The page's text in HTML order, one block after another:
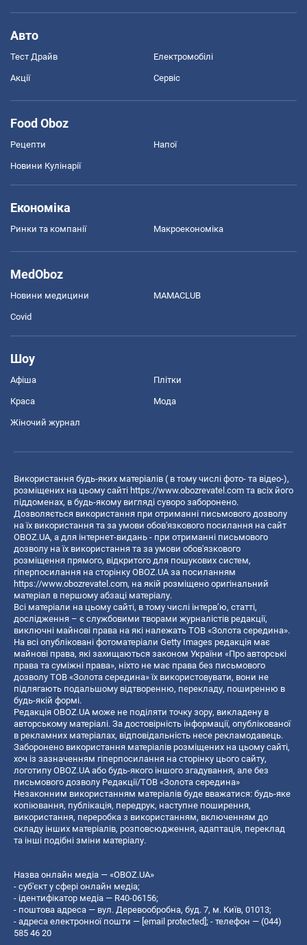
Авто
Тест Драйв Електромобілі
Акції Сервіс
Food Oboz
Рецепти Напої
Новини Кулінарії
Економіка
Ринки та компанії Макроекономіка
MedOboz
Новини медицини MAMACLUB
Covid
Шоу
Афіша Плітки
Краса Мода
Жіночий журнал
Використання будь-яких матеріалів ( в тому числі фото- та відео-),
розміщених на цьому сайті https://www.obozrevatel.com та всіх його
піддоменах, в будь-якому вигляді суворо заборонено.
Дозволяється використання при отриманні письмового дозволу
на їх використання та за умови обов'язкового посилання на сайт
OBOZ.UA, а для інтернет-видань - при отриманні письмового
дозволу на їх використання та за умови обов'язкового
розміщення прямого, відкритого для пошукових систем,
гіперпосилання на сторінку OBOZ.UA за посиланням
https://www.obozrevatel.com, на якій розміщено оригінальний
матеріал в першому абзаці матеріалу.
Всі матеріали на цьому сайті, в тому числі інтерв’ю, статті,
дослідження – є службовими творами журналістів редакції,
виключні майнові права на які належать ТОВ «Золота середина».
На всі опубліковані фотоматеріали Getty Images редакція має
майнові права, які захищаються законом України «Про авторські
права та суміжні права», ніхто не має права без письмового
дозволу ТОВ «Золота середина» їх використовувати, вони не
підлягають подальшому відтворенню, перекладу, поширенню в
будь-якій формі.
Редакція OBOZ.UA може не поділяти точку зору, викладену в
авторському матеріалі. За достовірність інформації, опублікованої
в рекламних матеріалах, відповідальність несе рекламодавець.
Заборонено використання матеріалів розміщених на цьому сайті,
хоч із зазначенням гіперпосилання на сторінку цього сайту,
логотипу OBOZ.UA або будь-якого іншого згадування, але без
письмового дозволу Редакції/ТОВ «Золота середина»
Незаконним використанням матеріалів буде вважатися: будь-яке
копiювання, публiкацiя, передрук, наступне поширення,
використання, переробка з використанням, включенням до
складу інших матеріалів, розповсюдження, адаптація, переклад
та інші подібні зміни матеріалу.
Назва онлайн медіа — «OBOZ.UA»
- суб'єкт у сфері онлайн медіа;
- ідентифікатор медіа — R40-06156;
- поштова адреса — вул. Деревообробна, буд. 7, м. Київ, 01013;
- адреса електронної пошти — [email protected] ; - телефон — (044)
585 46 20